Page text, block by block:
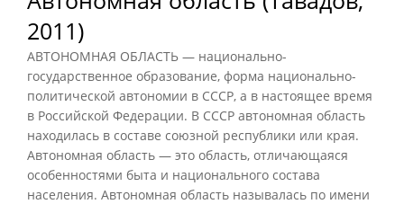
2011)
АВТОНОМНАЯ ОБЛАСТЬ — национально-
государственное образование, форма национально-
политической автономии в СССР, а в настоящее время
в Российской Федерации. В СССР автономная область
находилась в составе союзной республики или края.
Автономная область — это область, отличающаяся
особенностями быта и национального состава
населения. Автономная область называлась по имени